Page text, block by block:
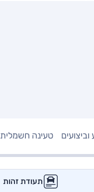
וביצועים טעינה חשמלית
תעודת זהות